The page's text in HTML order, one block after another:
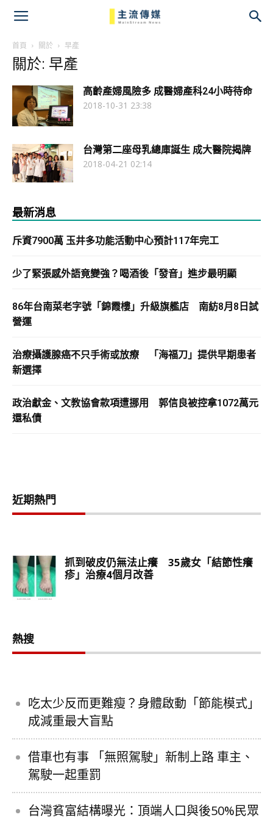
首頁 關於 早產
關於: 早產
高齡產婦風險多 成醫婦產科24小時待命
2018-10-31 23:38
台灣第二座母乳總庫誕生 成大醫院揭牌
2018-04-21 02:14
最新消息
斥資7900萬 玉井多功能活動中心預計117年完工
少了緊張感外語竟變強？喝酒後「發音」進步最明顯
86年台南菜老字號「錦霞樓」升級旗艦店 南紡8月8日試
營運
治療攝護腺癌不只手術或放療 「海福刀」提供早期患者
新選擇
政治獻金、文教協會款項遭挪用 郭信良被控拿1072萬元
還私債
近期熱門
熱搜
吃太少反而更難瘦？身體啟動「節能模式」
成減重最大盲點
借車也有事 「無照駕駛」新制上路 車主、
駕駛一起重罰
台灣貧富結構曝光：頂端人口與後50%民眾